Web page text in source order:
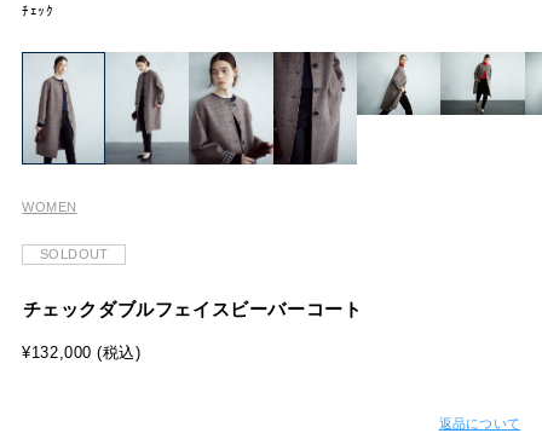
ﾁｪｯｸ
WOMEN
SOLDOUT
チェックダブルフェイスビーバーコート
¥132,000 (税込)
返品について